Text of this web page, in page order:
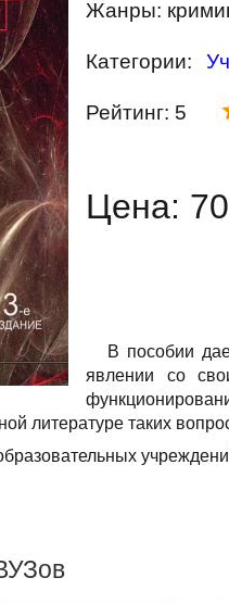
Жанры:
Категории:
Рейтинг: 5
Цена:
В пособии
явлении со
литературе таких